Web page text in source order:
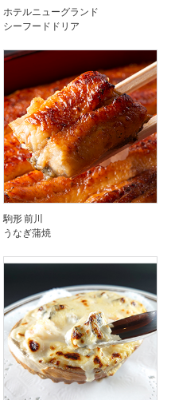
ホテルニューグランド
シーフードドリア
駒形 前川
うなぎ蒲焼